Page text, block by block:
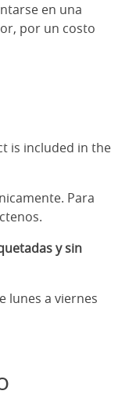
en una
por un costo
is included in the
Para
y sin
lunes a viernes